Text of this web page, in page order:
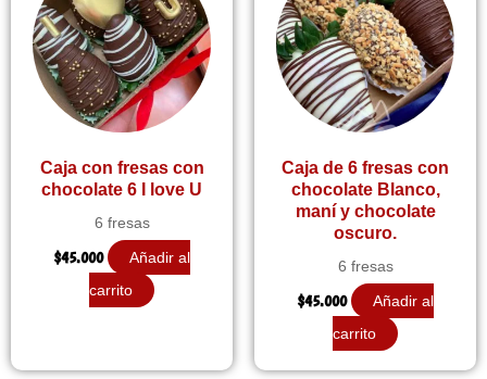
Caja con fresas con
chocolate 6 I love U
6 fresas
$45.000
Añadir al
carrito
Caja de 6 fresas con
chocolate Blanco,
maní y chocolate
oscuro.
6 fresas
$45.000
Añadir al
carrito